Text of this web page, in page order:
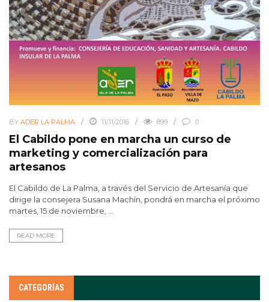
BY ADER LA PALMA 11/11/2016 899 0
El Cabildo pone en marcha un curso de
marketing y comercialización para
artesanos
El Cabildo de La Palma, a través del Servicio de Artesanía que
dirige la consejera Susana Machín, pondrá en marcha el próximo
martes, 15 de noviembre, ...
READ MORE
CATEGORÍAS